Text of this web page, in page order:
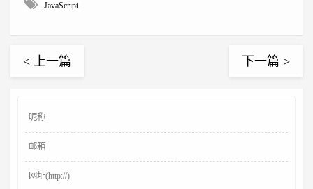
JavaScript
< 上一篇 下一篇 >